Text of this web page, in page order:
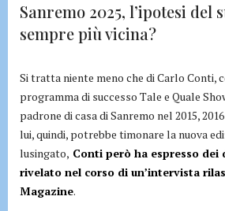
Sanremo 2025, l’ipotesi del
sempre più vicina?
Si tratta niente meno che di Carlo Conti,
programma di successo Tale e Quale
padrone di casa di Sanremo nel 2015,
lui, quindi, potrebbe timonare la nuova
lusingato, Conti però ha espresso dei
rivelato nel corso di un’intervista
Magazine.